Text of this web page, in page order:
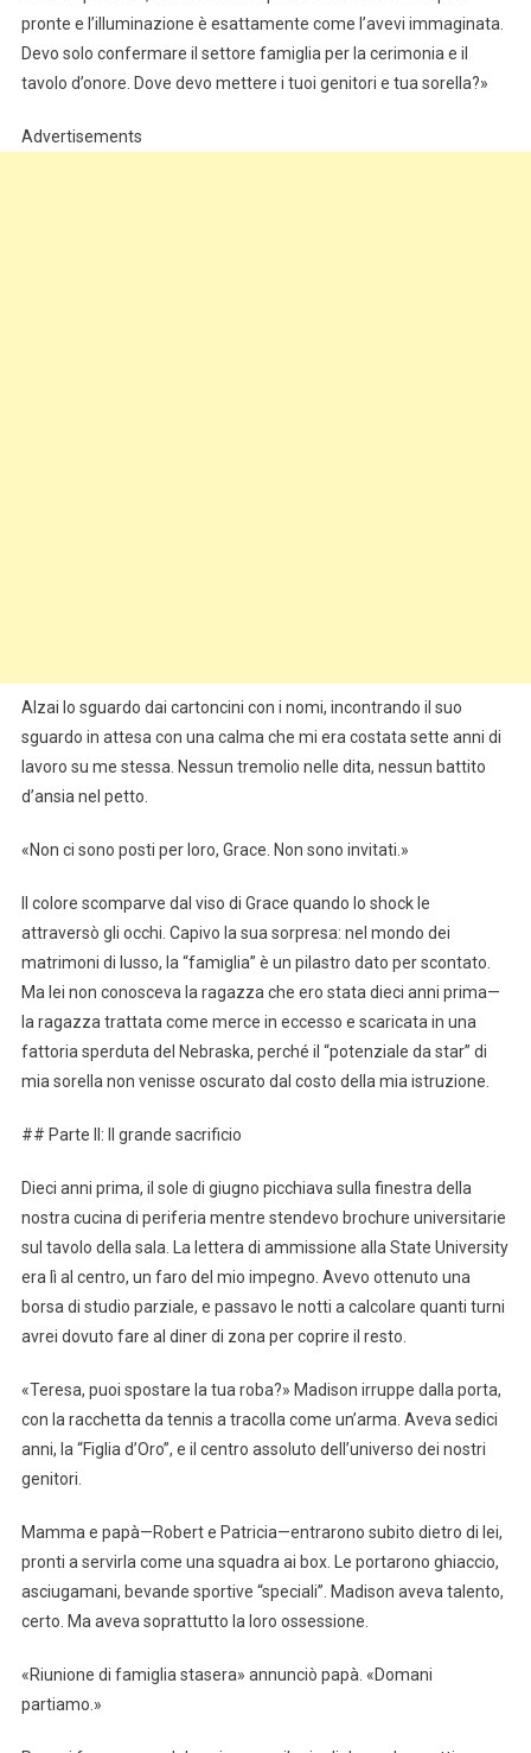
pronte e l’illuminazione è esattamente come l’avevi immaginata.
Devo solo confermare il settore famiglia per la cerimonia e il
tavolo d’onore. Dove devo mettere i tuoi genitori e tua sorella?»
Advertisements
Alzai lo sguardo dai cartoncini con i nomi, incontrando il suo
sguardo in attesa con una calma che mi era costata sette anni di
lavoro su me stessa. Nessun tremolio nelle dita, nessun battito
d’ansia nel petto.
«Non ci sono posti per loro, Grace. Non sono invitati.»
Il colore scomparve dal viso di Grace quando lo shock le
attraversò gli occhi. Capivo la sua sorpresa: nel mondo dei
matrimoni di lusso, la “famiglia” è un pilastro dato per scontato.
Ma lei non conosceva la ragazza che ero stata dieci anni prima—
la ragazza trattata come merce in eccesso e scaricata in una
fattoria sperduta del Nebraska, perché il “potenziale da star” di
mia sorella non venisse oscurato dal costo della mia istruzione.
## Parte II: Il grande sacrificio
Dieci anni prima, il sole di giugno picchiava sulla finestra della
nostra cucina di periferia mentre stendevo brochure universitarie
sul tavolo della sala. La lettera di ammissione alla State University
era lì al centro, un faro del mio impegno. Avevo ottenuto una
borsa di studio parziale, e passavo le notti a calcolare quanti turni
avrei dovuto fare al diner di zona per coprire il resto.
«Teresa, puoi spostare la tua roba?» Madison irruppe dalla porta,
con la racchetta da tennis a tracolla come un’arma. Aveva sedici
anni, la “Figlia d’Oro”, e il centro assoluto dell’universo dei nostri
genitori.
Mamma e papà—Robert e Patricia—entrarono subito dietro di lei,
pronti a servirla come una squadra ai box. Le portarono ghiaccio,
asciugamani, bevande sportive “speciali”. Madison aveva talento,
certo. Ma aveva soprattutto la loro ossessione.
«Riunione di famiglia stasera» annunciò papà. «Domani
partiamo.»